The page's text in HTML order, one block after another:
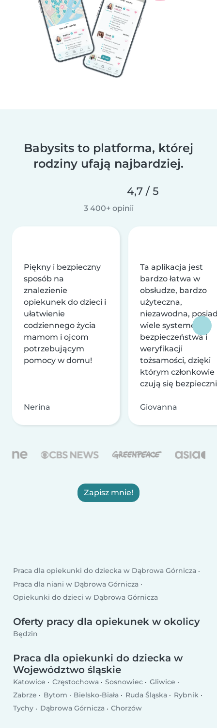
Babysits to platforma, której
rodziny ufają najbardziej.
4,7 / 5
3 400+ opinii
Piękny i bezpieczny
sposób na
znalezienie
opiekunek do dzieci i
ułatwienie
codziennego życia
mamom i ojcom
potrzebującym
pomocy w domu!
Nerina
Ta aplikacja jest
bardzo łatwa w
obsłudze, bardzo
użyteczna,
niezawodna,
wiele systemów
bezpieczeństwa i
weryfikacji
tożsamości, dzięki
którym członkowie
czują się
Giovanna
Zapisz mnie!
Praca dla opiekunki do dziecka w Dąbrowa Górnicza
Praca dla niani w Dąbrowa Górnicza
Opiekunki do dzieci w Dąbrowa Górnicza
Oferty pracy dla opiekunek w okolicy
Będzin
Praca dla opiekunki do dziecka w
Województwo śląskie
Katowice Częstochowa Sosnowiec
Gliwice
Zabrze
Bytom Bielsko-Biała Ruda Śląska
Rybnik
Tychy
Dąbrowa Górnicza Chorzów